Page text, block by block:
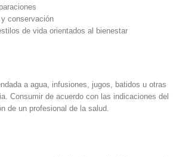
conservación
de vida orientados al bienestar
a agua, infusiones, jugos, batidos u otras
Consumir de acuerdo con las indicaciones del
de un profesional de la salud.